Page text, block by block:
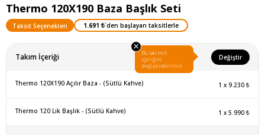
Thermo 120X190 Baza Başlık Seti
Taksit Seçenekleri 1.691 ₺`den başlayan taksitlerle
Takım İçeriği Değiştir
× Bu takımın
içeriğini
değiştirebilirsin.
Thermo 120X190 Açılır Baza - (Sütlü Kahve) 1 x 9.230 ₺
Thermo 120 Lik Başlık - (Sütlü Kahve) 1 x 5.990 ₺